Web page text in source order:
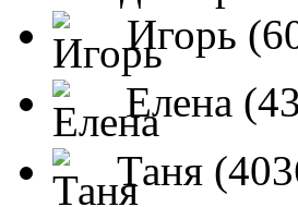
Игорь
Елена
Таня